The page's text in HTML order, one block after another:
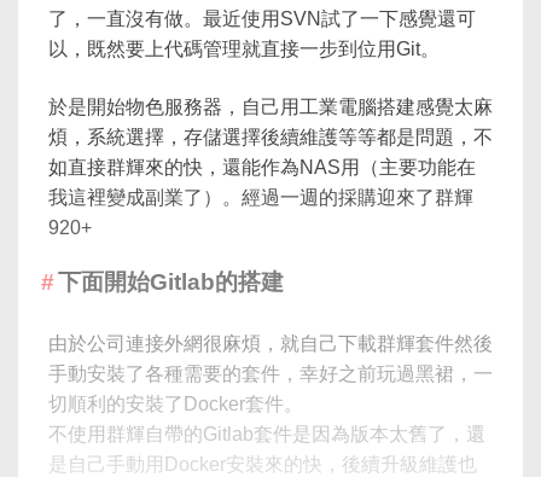
了，一直沒有做。最近使用SVN試了一下感覺還可
以，既然要上代碼管理就直接一步到位用Git。
於是開始物色服務器，自己用工業電腦搭建感覺太麻
煩，系統選擇，存儲選擇後續維護等等都是問題，不
如直接群輝來的快，還能作為NAS用（主要功能在
我這裡變成副業了）。經過一週的採購迎來了群輝
920+
下面開始Gitlab的搭建
由於公司連接外網很麻煩，就自己下載群輝套件然後
手動安裝了各種需要的套件，幸好之前玩過黑裙，一
切順利的安裝了Docker套件。
不使用群輝自帶的Gitlab套件是因為版本太舊了，還
是自己手動用Docker安裝來的快，後續升級維護也